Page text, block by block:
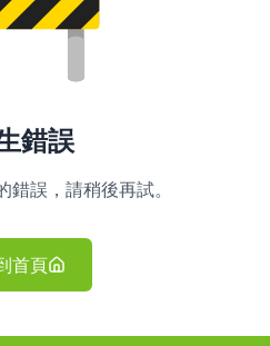
錯誤
誤，請稍後再試。
首頁